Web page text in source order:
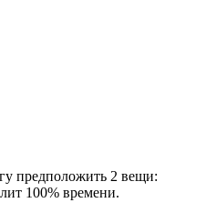
предположить 2 вещи:
100% времени.